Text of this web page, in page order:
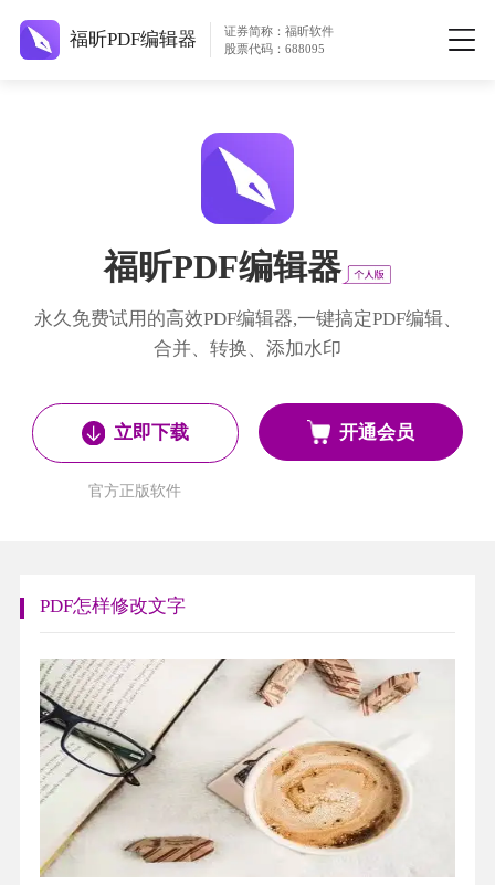
福昕PDF编辑器
证券简称：福昕软件
股票代码：688095
福昕PDF编辑器
永久免费试用的高效PDF编辑器,一键搞定PDF编辑、
合并、转换、添加水印
立即下载
官方正版软件
开通会员
PDF怎样修改文字